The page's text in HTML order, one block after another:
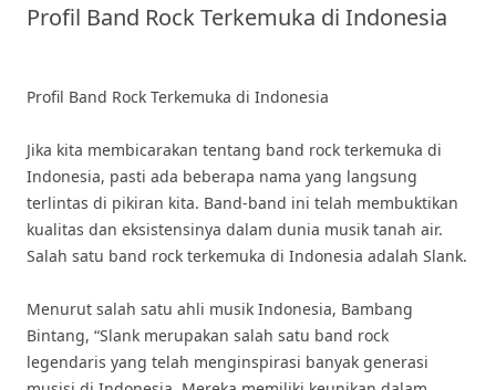
Profil Band Rock Terkemuka di Indonesia
Profil Band Rock Terkemuka di Indonesia
Jika kita membicarakan tentang band rock terkemuka di
Indonesia, pasti ada beberapa nama yang langsung
terlintas di pikiran kita. Band-band ini telah membuktikan
kualitas dan eksistensinya dalam dunia musik tanah air.
Salah satu band rock terkemuka di Indonesia adalah Slank.
Menurut salah satu ahli musik Indonesia, Bambang
Bintang, “Slank merupakan salah satu band rock
legendaris yang telah menginspirasi banyak generasi